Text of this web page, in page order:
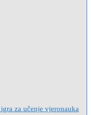
za učenje vjeronauka